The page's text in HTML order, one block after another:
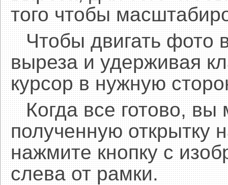
того чтобы
Чтобы двигать фото
выреза и удерживая
курсор в нужную
Когда все готово,
полученную открытку
нажмите кнопку с
слева от рамки.